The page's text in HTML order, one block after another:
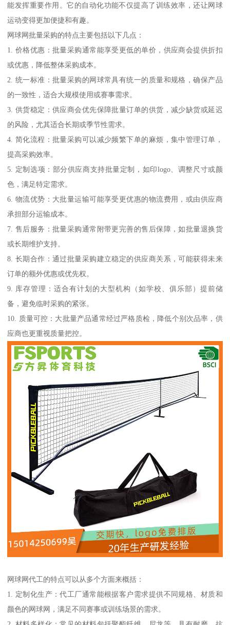
能发挥重要作用。它的自动化功能不仅提高了训练效率，还让网球
运动变得更加便捷和有趣。
网球网批量采购的特点主要包括以下几点：
1. 价格优惠：批量采购通常能享受更低的单价，供应商会提供折扣
或优惠，降低整体采购成本。
2. 统一标准：批量采购的网球常具有统一的质量和规格，确保产品
的一致性，适合大规模使用或赛事需求。
3. 供货稳定：供应商会优先保障批量订单的供货，减少缺货或延迟
的风险，尤其适合长期或季节性需求。
4. 简化流程：批量采购可以减少频繁下单的麻烦，集中管理订单，
提高采购效率。
5. 定制选项：部分供应商支持批量定制，如印logo、调整尺寸或颜
色，满足特定需求。
6. 物流优势：大批量运输可能享受更优惠的物流费用，或由供应商
承担部分运输成本。
7. 售后服务：批量采购通常附带更完善的售后保障，如批量退换货
或长期维护支持。
8. 长期合作：通过批量采购建立稳定的供应商关系，可能获得未来
订单的额外优惠或优先权。
9. 库存管理：适合有计划的大型机构（如学校、俱乐部）提前储
备，避免临时采购的紧张。
10. 质量可控：大批量产品通常经过严格质检，降低个别次品率，供
应商也更重视质量把控。
网球网代工的特点可以从多个方面来概括：
1. 定制化生产：代工厂通常能根据客户需求提供不同规格、材质和
颜色的网球网，满足不同赛事或训练场景的需求。